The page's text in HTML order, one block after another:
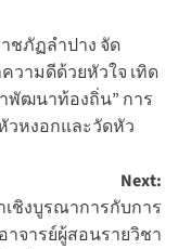
ชภัฏลำปาง จัด
วามดีด้วยหัวใจ เทิด
พัฒนาท้องถิ่น” การ
หงอกและวัดหัว
Next:
ชิงบูรณาการกับการ
จารย์ผู้สอนรายวิชา